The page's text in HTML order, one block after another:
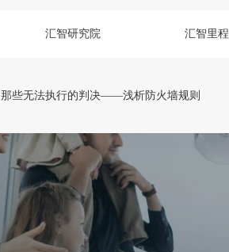
汇智研究院 汇智里程
那些无法执行的判决——浅析防火墙规则